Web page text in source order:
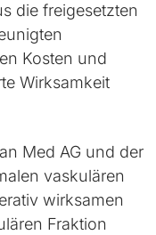
die freigesetzten
Kosten und
Wirksamkeit
Med AG und der
vaskulären
wirksamen
Fraktion